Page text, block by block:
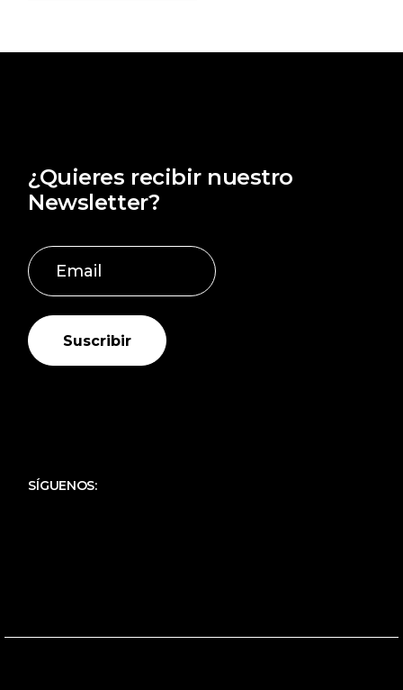
desde
¿Quieres recibir nuestro
Newsletter?
Suscribir
SÍGUENOS: